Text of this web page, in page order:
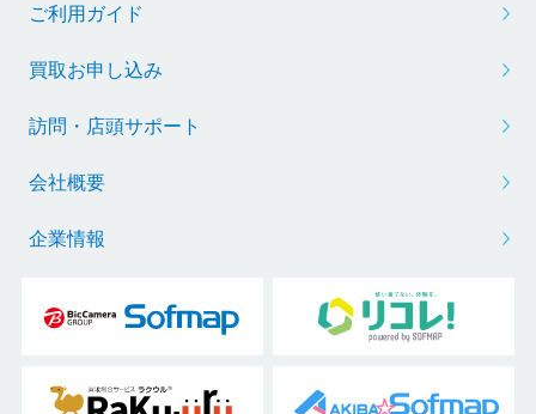
ご利用ガイド
買取お申し込み
訪問・店頭サポート
会社概要
企業情報